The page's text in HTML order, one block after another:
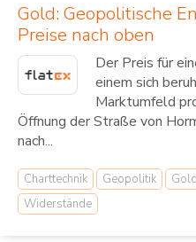
Gold: Geopolitische
Preise nach oben
Der Preis für
einem sich
Marktumfeld
Öffnung der Straße von
nach...
Charttechnik Geopolitik Gold
Widerstände